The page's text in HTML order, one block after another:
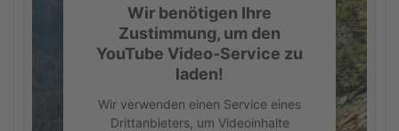
Wir benötigen Ihre
Zustimmung, um den
YouTube Video-Service zu
laden!
Wir verwenden einen Service eines
Drittanbieters, um Videoinhalte